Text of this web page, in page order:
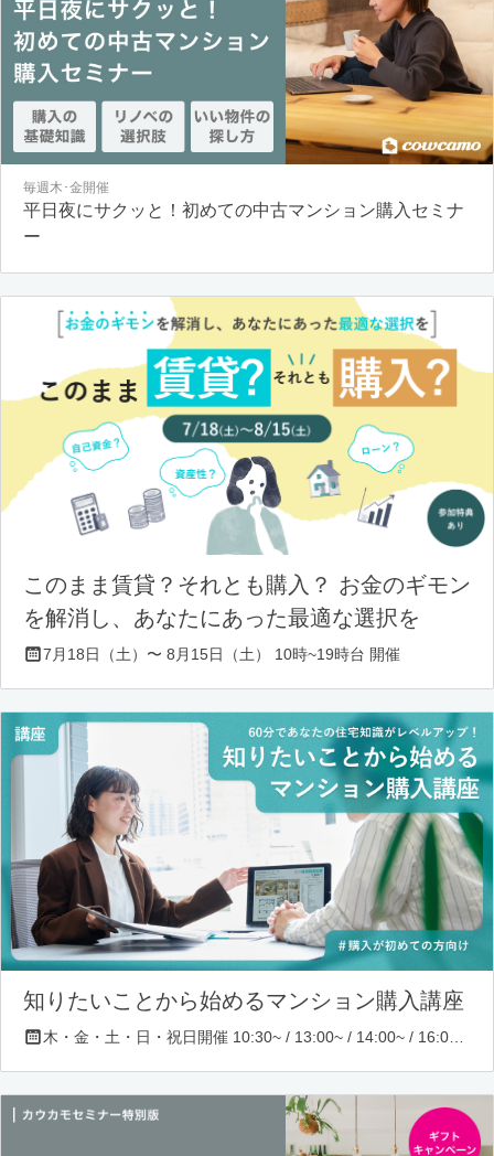
毎週木･金開催
平日夜にサクッと！初めての中古マンション購入セミナ
ー
このまま賃貸？それとも購入？ お金のギモン
を解消し、あなたにあった最適な選択を
7月18日（土）〜 8月15日（土） 10時~19時台 開催
知りたいことから始めるマンション購入講座